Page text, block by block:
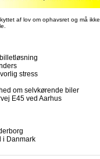
af lov om ophavsret og må ikke
stress
om selvkørende biler
E45 ved Aarhus
i Danmark